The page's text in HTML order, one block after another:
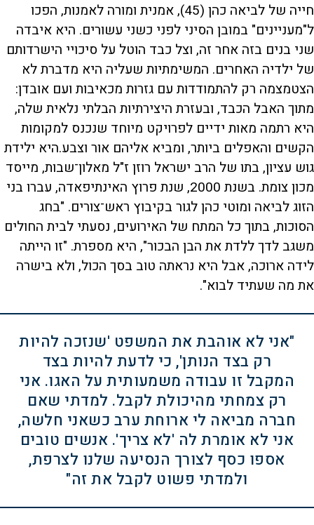
חייה של לביאה כהן (45), אמנית ומורה לאמנות, הפכו
ל"מעניינים" במובן הסיני לפני כשני עשורים. היא איבדה
שני בנים בזה אחר זה, וצל כבד הוטל על סיכויי הישרדותם
של ילדיה האחרים. המשימתיות שעליה היא מדברת לא
הצטמצמה רק להתמודדות עם גזרות מכאיבות ועם אובדן:
מתוך האבל הכבד, ובעזרת היצירתיות הבלתי נלאית שלה,
היא רתמה מאות ידיים לפרויקט מיוחד שנכנס למקומות
הקשים והאפלים ביותר, ומביא אליהם אור וצבע.היא ילידת
גוש עציון, בתו של הרב ישראל רוזן ז"ל מאלון־שבות, מייסד
מכון צומת. בשנת 2000, שנת פרוץ האינתיפאדה, עברו בני
הזוג לביאה ומוטי כהן לגור בקיבוץ ראש־צורים. "בחג
הסוכות, בתוך כל המתח של האירועים, נסעתי לבית החולים
משגב לדך ללדת את הבן הבכור", היא מספרת. "זו הייתה
לידה ארוכה, אבל היא נראתה טוב בסך הכול, ולא בישרה
את מה שעתיד לבוא".
"אני לא אוהבת את המשפט 'שנזכה להיות
רק בצד הנותן', כי לדעת להיות בצד
המקבל זו עבודה משמעותית על האגו. אני
רק צמחתי מהיכולת לקבל. למדתי שאם
חברה מביאה לי ארוחת ערב כשאני חלשה,
אני לא אומרת לה 'לא צריך'. אנשים טובים
אספו כסף לצורך הנסיעה שלנו לצרפת,
ולמדתי פשוט לקבל את זה"